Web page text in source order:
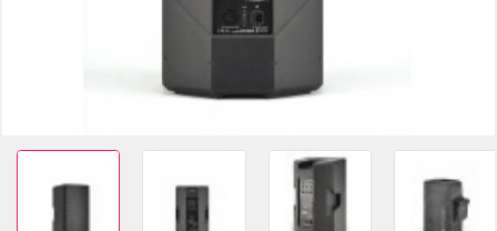
-10%